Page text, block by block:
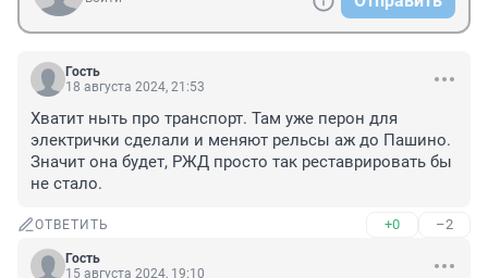
Гость
18 августа 2024, 21:53
Хватит ныть про транспорт. Там уже перон для
электрички сделали и меняют рельсы аж до Пашино.
Значит она будет, РЖД просто так реставрировать бы
не стало.
ОТВЕТИТЬ +0 –2
Гость
15 августа 2024, 19:10